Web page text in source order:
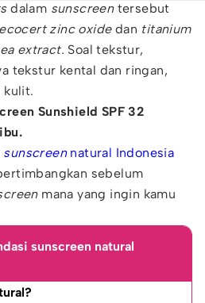
dalam sunscreen tersebut
zinc oxidedan titanium
extract. Soal tekstur,
tekstur kental dan ringan,
kulit.
Sunshield SPF 32
sunscreen natural Indonesia
sebelum
mana yang ingin kamu
sunscreen natural